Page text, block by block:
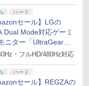
2026」まとめ
ハード
セール】LGの
Dual Mode対応ゲーミ
ニター「UltraGear
B」がお買い得！
・フルHD/480Hz対応
ハード
セール】REGZAの